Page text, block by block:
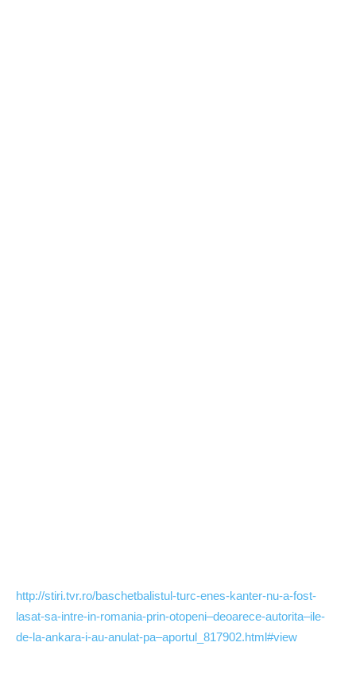
http://stiri.tvr.ro/baschetbalistul-turc-enes-kanter-nu-a-fost-
lasat-sa-intre-in-romania-prin-otopeni–deoarece-autorita–ile-
de-la-ankara-i-au-anulat-pa–aportul_817902.html#view